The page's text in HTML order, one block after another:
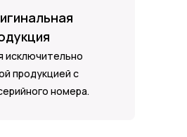
исключительно
продукцией с
номера.